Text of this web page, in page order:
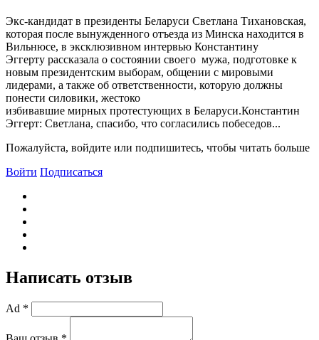
Экс-кандидат в президенты Беларуси Светлана Тихановская,
которая после вынужденного отъезда из Минска находится в
Вильнюсе, в эксклюзивном интервью Константину
Эггерту рассказала о состоянии своего мужа, подготовке к
новым президентским выборам, общении с мировыми
лидерами, а также об ответственности, которую должны
понести силовики, жестоко
избивавшие мирных протестующих в Беларуси.Константин
Эггерт: Светлана, спасибо, что согласились побеседов...
Пожалуйста, войдите или подпишитесь, чтобы читать больше
Войти Подписаться
Написать отзыв
Ad *